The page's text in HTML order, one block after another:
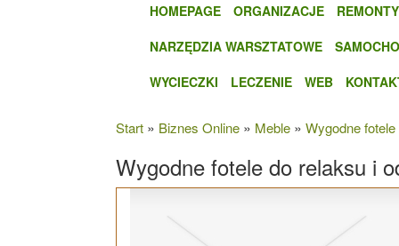
HOMEPAGE ORGANIZACJE
REMONTY
NARZĘDZIA WARSZTATOWE
WYCIECZKI
LECZENIE WEB
Start » Biznes Online » Meble » Wygodne
Wygodne fotele do relaksu i